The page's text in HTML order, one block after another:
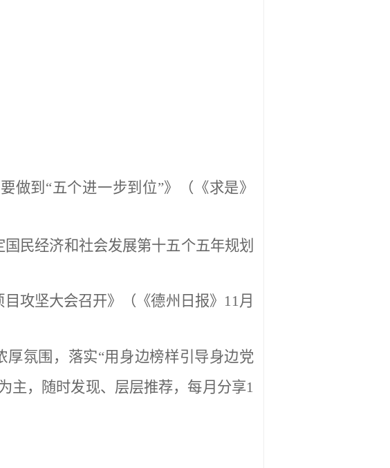
做到 “五个进一步到位”》（《求是》
民经济和社会发展第十五个五年规划
攻坚大会召开》（ 《德州日报》 11月
厚氛围，落实“用身边榜样引导身边党
主，随时发现、层层推荐，每月分享1